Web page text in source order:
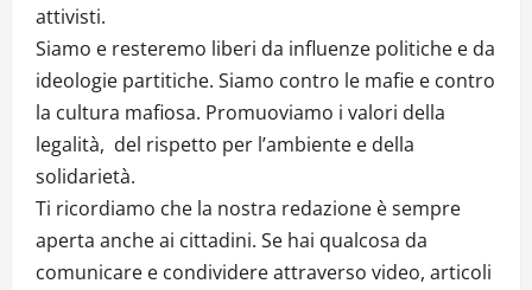
attivisti.
Siamo e resteremo liberi da influenze politiche e da
ideologie partitiche. Siamo contro le mafie e contro
la cultura mafiosa. Promuoviamo i valori della
legalità, del rispetto per l’ambiente e della
solidarietà.
Ti ricordiamo che la nostra redazione è sempre
aperta anche ai cittadini. Se hai qualcosa da
comunicare e condividere attraverso video, articoli